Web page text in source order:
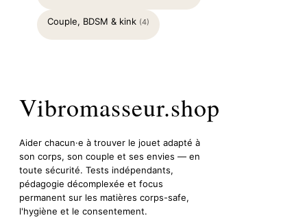
Couple, BDSM & kink (4)
Vibromasseur.shop
Aider chacun·e à trouver le jouet adapté à
son corps, son couple et ses envies — en
toute sécurité. Tests indépendants,
pédagogie décomplexée et focus
permanent sur les matières corps-safe,
l'hygiène et le consentement.